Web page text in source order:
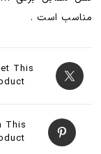
مناسب است .
This
This